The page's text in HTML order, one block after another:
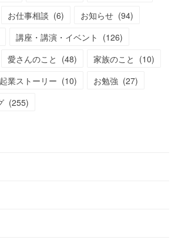
お仕事相談 (6) お知らせ (94)
講座・講演・イベント (126)
愛さんのこと (48) 家族のこと (10)
起業ストーリー (10) お勉強 (27)
(255)